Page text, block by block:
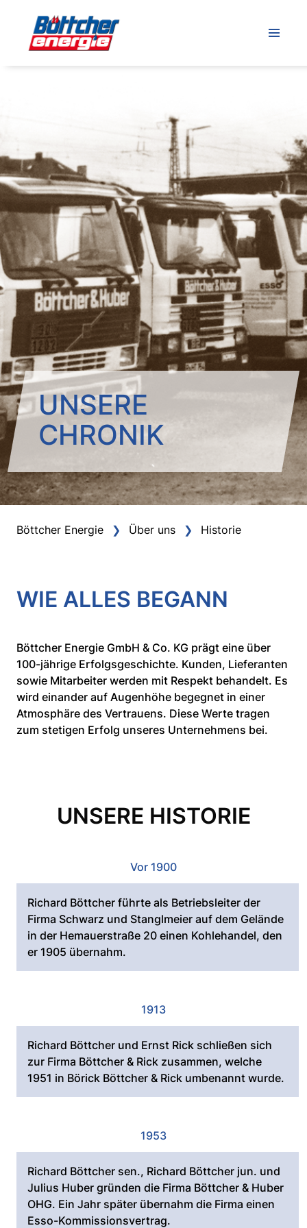
UNSERE
CHRONIK
Böttcher Energie Über uns Historie
WIE ALLES BEGANN
Böttcher Energie GmbH & Co. KG prägt eine über
100-jährige Erfolgsgeschichte. Kunden, Lieferanten
sowie Mitarbeiter werden mit Respekt behandelt. Es
wird einander auf Augenhöhe begegnet in einer
Atmosphäre des Vertrauens. Diese Werte tragen
zum stetigen Erfolg unseres Unternehmens bei.
UNSERE HISTORIE
Richard Böttcher führte als Betriebsleiter der
Firma Schwarz und Stanglmeier auf dem Gelände
in der Hemauerstraße 20 einen Kohlehandel, den
er 1905 übernahm.
Vor 1900
Richard Böttcher und Ernst Rick schließen sich
zur Firma Böttcher & Rick zusammen, welche
1951 in Börick Böttcher & Rick umbenannt wurde.
1913
Richard Böttcher sen., Richard Böttcher jun. und
Julius Huber gründen die Firma Böttcher & Huber
OHG. Ein Jahr später übernahm die Firma einen
Esso-Kommissionsvertrag.
1953